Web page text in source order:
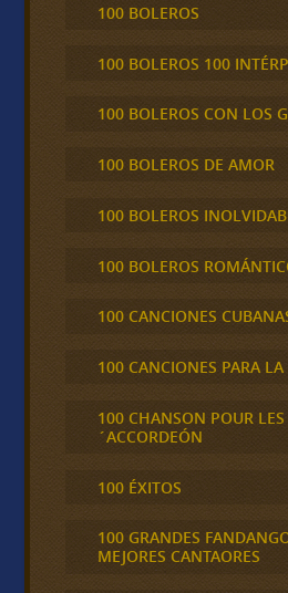
100 BOLEROS
100 BOLEROS 100
100 BOLEROS CON LOS
100 BOLEROS DE AMOR
100 BOLEROS
100 BOLEROS
100 CANCIONES
100 CANCIONES PARA
100 CHANSON POUR
´ACCORDEÓN
100 ÉXITOS
100 GRANDES
MEJORES CANTAORES